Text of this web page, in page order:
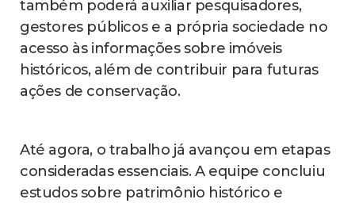
também poderá auxiliar pesquisadores,
gestores públicos e a própria sociedade no
acesso às informações sobre imóveis
históricos, além de contribuir para futuras
ações de conservação.
Até agora, o trabalho já avançou em etapas
consideradas essenciais. A equipe concluiu
estudos sobre patrimônio histórico e